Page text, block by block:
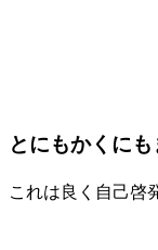
とにもかくにも
これは良く自己啓